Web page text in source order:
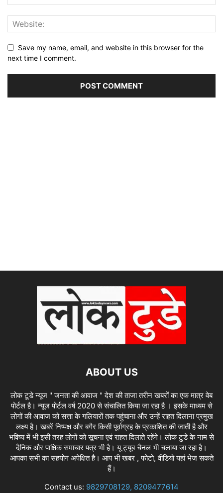
Save my name, email, and website in this browser for the
next time I comment.
ABOUT US
लोक टूडे न्यूज " जनता की आवाज " देश की ताजा तरीन खबरों का एक मात्र वेब
पोर्टल है। न्यूज पोर्टल वर्ष 2020 से संचालित किया जा रहा है । इसके माध्यम से
लोगों की आवाज को सत्ता के गलियारों तक पहुंचाना और उन्हें राहत दिलाना प्रमुख
लक्ष्य है। खबरें निष्पक्ष और बगैर किसी पूर्वाग्रह के प्रकाशित की जाती है और
भविष्य में भी इसी तरह लोगों को सूचना एवं राहत दिलाते रहेंगे। लोक टुडे के नाम से
दैनिक और पाक्षिक समाचार पत्र भी है। यू ट्यूब चैनल भी चलाया जा रहा है।
आपका सभी का सहयोग अपेक्षित है। आप भी खबर , फोटो, वीडियो यहां भेज सकते
हैं।
Contact us: 9829708129, 8209477614